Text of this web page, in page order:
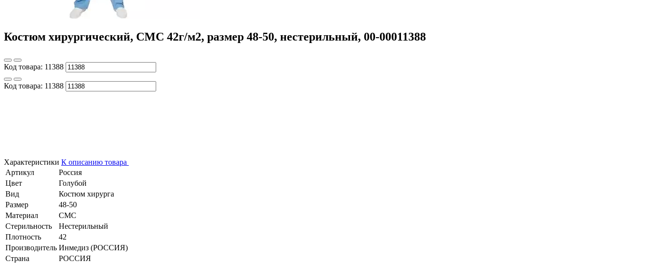
Костюм хирургический, СМС 42г/м2, размер 48-50, нестерильный, 00-00011388
Код товара: 11388
Код товара: 11388
Характеристики К описанию товара
Артикул
Россия
Цвет
Голубой
Вид
Костюм хирурга
Размер
48-50
Материал
СМС
Стерильность
Нестерильный
Плотность
42
Производитель Инмедиз (РОССИЯ)
Страна
РОССИЯ